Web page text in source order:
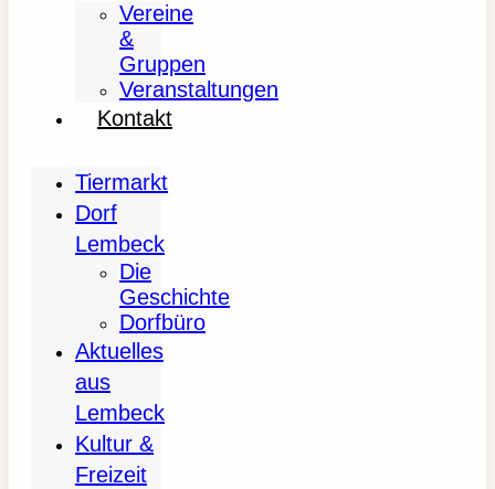
Vereine
&
Gruppen
Veranstaltungen
Kontakt
Tiermarkt
Dorf
Lembeck
Die
Geschichte
Dorfbüro
Aktuelles
aus
Lembeck
Kultur &
Freizeit